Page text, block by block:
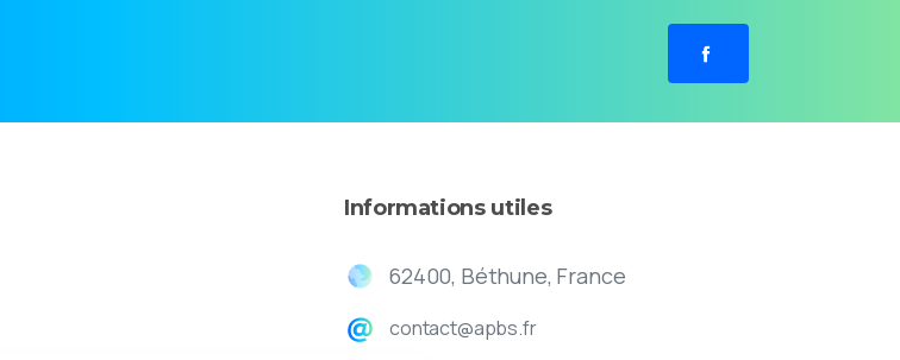
Informations utiles
62400, Béthune, France
contact@apbs.fr